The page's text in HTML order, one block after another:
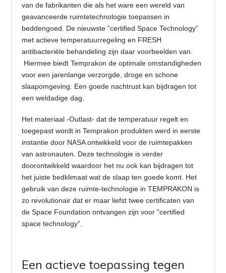
van de fabrikanten die als het ware een wereld van
geavanceerde ruimtetechnologie toepassen in
beddengoed. De nieuwste ”certified Space Technology”
met actieve temperatuurregeling en FRESH
antibacteriële behandeling zijn daar voorbeelden van.
Hiermee biedt Temprakon de optimale omstandigheden
voor een jarenlange verzorgde, droge en schone
slaapomgeving. Een goede nachtrust kan bijdragen tot
een weldadige dag.
Het materiaal -Outlast- dat de temperatuur regelt en
toegepast wordt in Temprakon produkten werd in eerste
instantie door NASA ontwikkeld voor de ruimtepakken
van astronauten. Deze technologie is verder
doorontwikkeld waardoor het nu ook kan bijdragen tot
het juiste bedklimaat wat de slaap ten goede komt. Het
gebruik van deze ruimte-technologie in TEMPRAKON is
zo revolutionair dat er maar liefst twee certificaten van
de Space Foundation ontvangen zijn voor ”certified
space technology”.
Een actieve toepassing tegen